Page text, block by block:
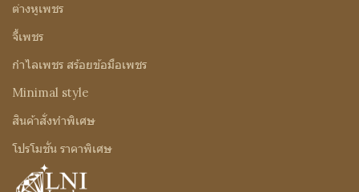
ต่างหูเพชร
จี้เพชร
กำไลเพชร สร้อยข้อมือเพชร
Minimal style
สินค้าสั่งทำพิเศษ
โปรโมชั่น ราคาพิเศษ